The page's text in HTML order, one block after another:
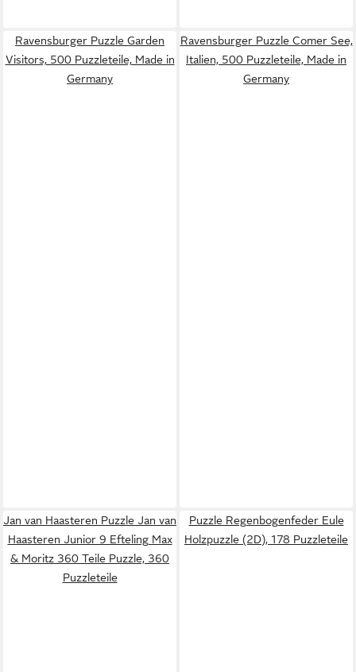
Ravensburger Puzzle Garden
Visitors, 500 Puzzleteile, Made in
Germany
Ravensburger Puzzle Comer See,
Italien, 500 Puzzleteile, Made in
Germany
Jan van Haasteren Puzzle Jan van
Haasteren Junior 9 Efteling Max
& Moritz 360 Teile Puzzle, 360
Puzzleteile
Puzzle Regenbogenfeder Eule
Holzpuzzle (2D), 178 Puzzleteile